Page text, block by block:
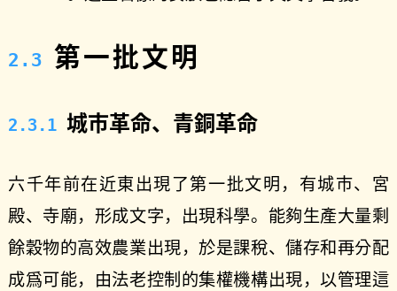
第一批文明
城市革命、青銅革命
六千年前在近東出現了第一批文明，有城市、宮
殿、寺廟，形成文字，出現科學。能夠生產大量剩
餘穀物的高效農業出現，於是課稅、儲存和再分配
成爲可能，由法老控制的集權機構出現，以管理這